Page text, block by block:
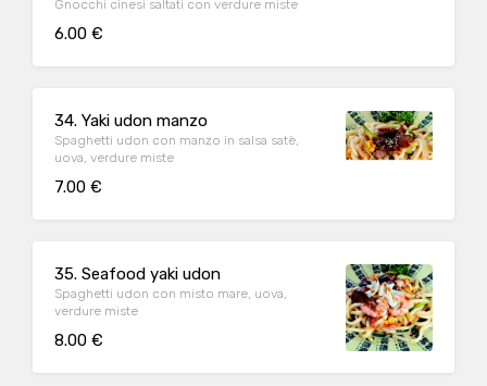
Gnocchi cinesi saltati con verdure miste
6.00 €
34. Yaki udon manzo
Spaghetti udon con manzo in salsa satè,
uova, verdure miste
7.00 €
35. Seafood yaki udon
Spaghetti udon con misto mare, uova,
verdure miste
8.00 €